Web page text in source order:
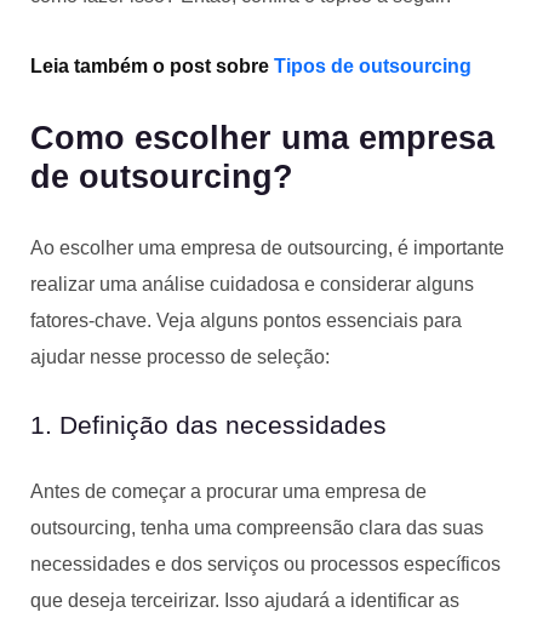
Leia também o post sobre Tipos de outsourcing
Como escolher uma empresa
de outsourcing?
Ao escolher uma empresa de outsourcing, é importante
realizar uma análise cuidadosa e considerar alguns
fatores-chave. Veja alguns pontos essenciais para
ajudar nesse processo de seleção:
1. Definição das necessidades
Antes de começar a procurar uma empresa de
outsourcing, tenha uma compreensão clara das suas
necessidades e dos serviços ou processos específicos
que deseja terceirizar. Isso ajudará a identificar as